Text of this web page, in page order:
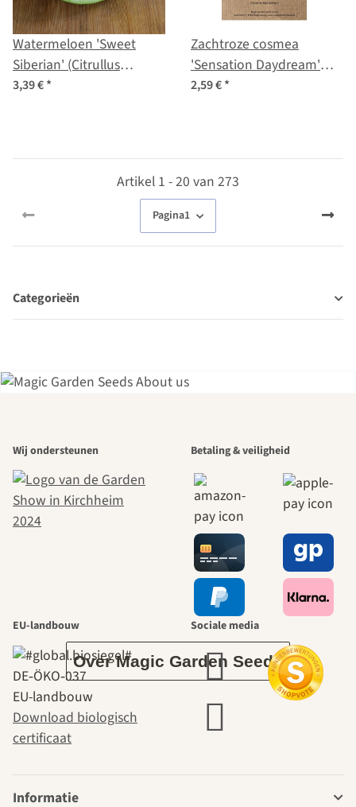
Watermeloen 'Sweet
Siberian' (Citrullus
lanatus) biologisch zaad
3,39 €*
Zachtroze cosmea
'Sensation Daydream'
(Cosmos bipinnatus)
2,59 €*
Artikel 1 - 20 van 273
Pagina1
Categorieën
mooiste paden
naar onszelf
leidt door de
tuin.
Over Magic Garden Seeds
Wij ondersteunen Betaling & veiligheid
EU-landbouw
DE‑ÖKO‑037
EU-landbouw
Download biologisch
certificaat
Sociale media
Informatie